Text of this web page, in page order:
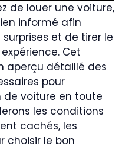
de louer une voiture,
informé afin
et de tirer le
Cet
aperçu détaillé des
pour
voiture en toute
les conditions
cachés, les
choisir le bon